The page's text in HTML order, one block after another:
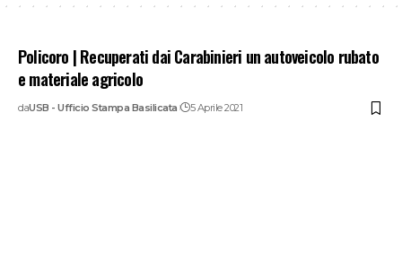
Policoro | Recuperati dai Carabinieri un autoveicolo rubato
e materiale agricolo
daUSB - Ufficio Stampa Basilicata 5 Aprile 2021